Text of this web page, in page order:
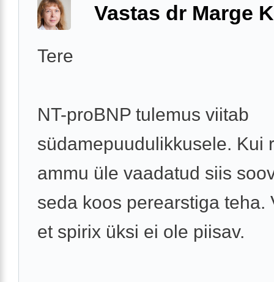
Vastas dr Marge
Tere
NT-proBNP tulemus viitab
südamepuudulikkusele. Kui
ammu üle vaadatud siis
seda koos perearstiga teha.
et spirix üksi ei ole piisav.